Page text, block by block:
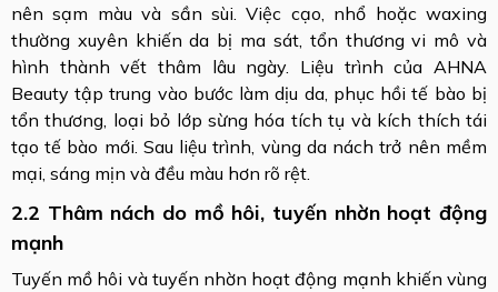
nên sạm màu và sần sùi. Việc cạo, nhổ hoặc waxing
thường xuyên khiến da bị ma sát, tổn thương vi mô và
hình thành vết thâm lâu ngày. Liệu trình của AHNA
Beauty tập trung vào bước làm dịu da, phục hồi tế bào bị
tổn thương, loại bỏ lớp sừng hóa tích tụ và kích thích tái
tạo tế bào mới. Sau liệu trình, vùng da nách trở nên mềm
mại, sáng mịn và đều màu hơn rõ rệt.
2.2 Thâm nách do mồ hôi, tuyến nhờn hoạt động
mạnh
Tuyến mồ hôi và tuyến nhờn hoạt động mạnh khiến vùng